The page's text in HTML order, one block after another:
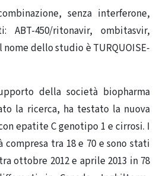
senza interferone,
ABT-450/ritonavir, ombitasvir,
dello studio è TURQUOISE-
della società biopharma
la ricerca, ha testato la nuova
epatite C genotipo 1 e cirrosi. I
compresa tra 18 e 70 e sono stati
ottobre 2012 e aprile 2013 in 78